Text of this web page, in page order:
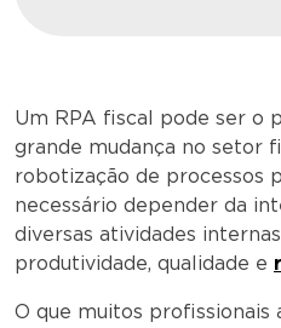
Um RPA fiscal pode ser o
grande mudança no setor
robotização de processos
necessário depender da
diversas atividades
produtividade, qualidade e
O que muitos profissionais